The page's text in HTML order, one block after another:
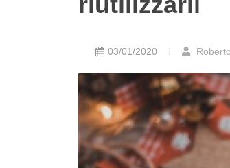
03/01/2020 Roberto